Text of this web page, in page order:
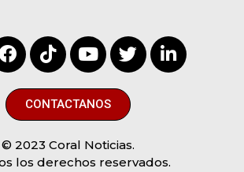
CONTACTANOS
© 2023 Coral Noticias.
los derechos reservados.